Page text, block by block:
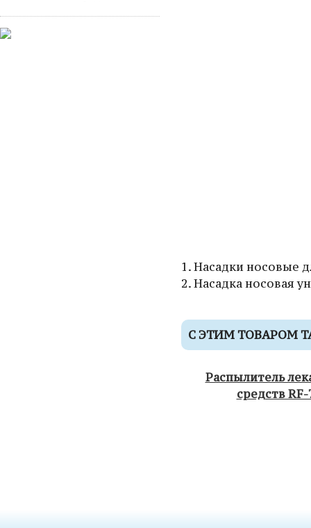
1. Насадки носовые
2. Насадка носовая
С ЭТИМ ТОВАРОМ
Распылитель
средств